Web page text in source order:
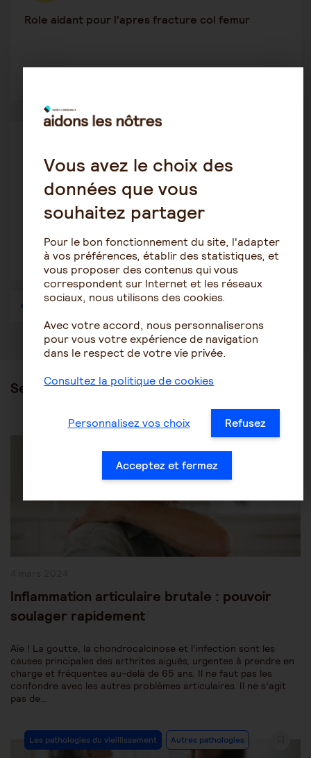
Role aidant pour l'apres fracture col femur
La vie en établissement spécialisé
26 décembre 2023 17:12
Évolution maladie alzheimer
1330
Ses articles
Autres pathologies
Inflammation articulaire brutale : pouvoir
soulager rapidement
Aïe ! La goutte, la chondrocalcinose et l’infection sont les
causes principales des arthrites aiguës, urgentes à prendre en
charge et fréquentes au-delà de 65 ans. Il ne faut pas les
confondre avec les autres problèmes articulaires. Il ne s’agit
pas de…
Post
Category:
Les pathologies du vieillissement Autres pathologies
Vous avez le choix des
données que vous
souhaitez partager
Pour le bon fonctionnement du site, l'adapter
à vos préférences, établir des statistiques, et
vous proposer des contenus qui vous
correspondent sur Internet et les réseaux
sociaux, nous utilisons des cookies.
Avec votre accord, nous personnaliserons
pour vous votre expérience de navigation
dans le respect de votre vie privée.
Consultez la politique de cookies
Personnalisez vos choix Refusez
Acceptez et fermez